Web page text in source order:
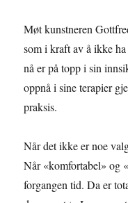
Møt kunstneren
som i kraft av å ikke
nå er på topp i sin
oppnå i sine terapier
praksis.
Når det ikke er noe
Når «komfortabel» og
forgangen tid. Da er